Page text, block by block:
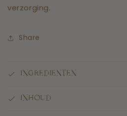
verzorging.
Share
INGREDIENTEN
INHOUD